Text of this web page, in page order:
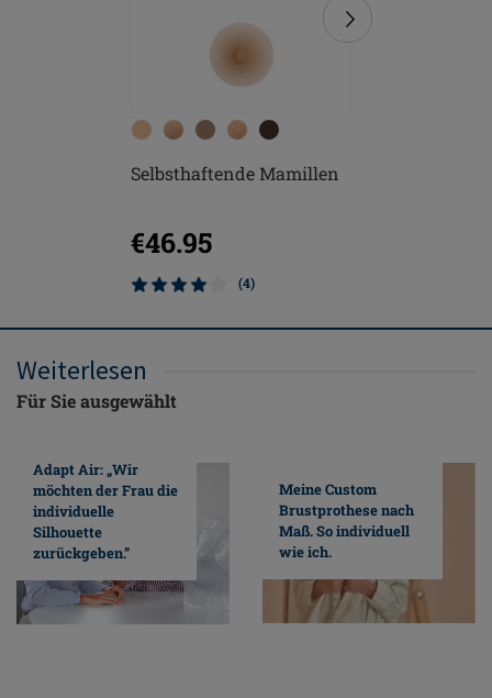
Selbsthaftende Mamillen
€46.95
(4)
Weiterlesen
Für Sie ausgewählt
Adapt Air: „Wir
möchten der Frau die
individuelle
Silhouette
zurückgeben.”
Meine Custom
Brustprothese nach
Maß. So individuell
wie ich.